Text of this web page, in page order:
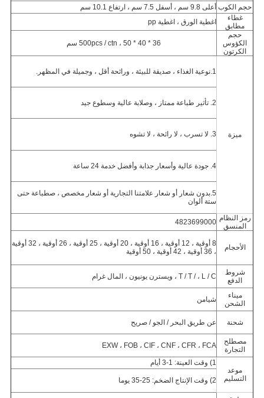
حجم الكوب أعلى 9.8 سم ، أسفل 7.5 سم ، ارتفاع 10.1 سم
غطاء
مطابق
اغطية الورق ، اغطية pp
حجم
الكؤوس
الكرتون
500pcs / ctn ، 50 * 40 * 36 سم
ميزة
1.نوعية الغذاء ، صديقة للبيئة ، ورائحة أقل ، وجميلة في المظهر.
2. تأثير طباعة ممتاز ، وصلابة عالية وسطوع جيد
3. لا تسرب ، لا رائحة ، لا تشوه
4. جودة عالية وأسعار جذابة وأفضل خدمة 24 ساعة
5. بدون شعار أو شعار علامتنا التجارية أو شعار مخصص ، صطباعة حتى
ستة ألوان
رمز النظام
المنسق
4823699000
الأحجام
8 أوقية ، 12 أوقية ، 16 أوقية ، 20 أوقية ، 25 أوقية ، 26 أوقية ، 32 أوقية
، 36 أوقية ، 42 أوقية ، 50 أوقية
شروط
الدفع
T / T / ، L / C ، ويسترن يونيون ، المال غرام
ميناء
الشحن
شيامن
شحنة عن طريق البحر / الجو / صريح
مصطلح
التجارة
EXW ، FOB ، CIF ، CNF ، CFR ، FCA
موعد
التسليم
1) وقت العينة: 1-3 أيام
2) وقت الإنتاج الضخم: 25-35 يوما